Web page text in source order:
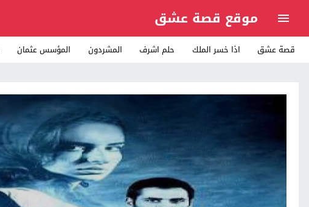
موقع قصة عشق
قصة عشق اذا خسر الملك حلم اشرف المشردون المؤسس عثمان